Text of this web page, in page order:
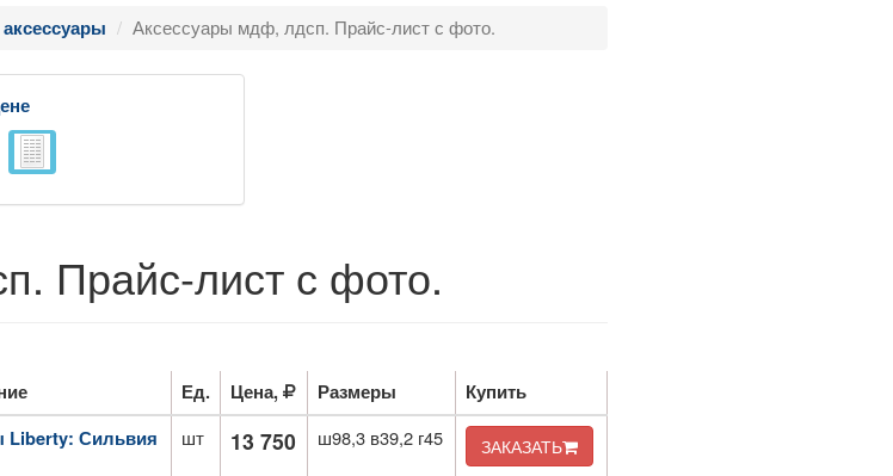
аксессуары Аксессуары мдф, лдсп. Прайс-лист с фото.
Прайс-лист с фото.
Ед. Цена, Размеры
Купить
Liberty: Сильвия шт 13 750 ш98,3 в39,2 г45 ЗАКАЗАТЬ